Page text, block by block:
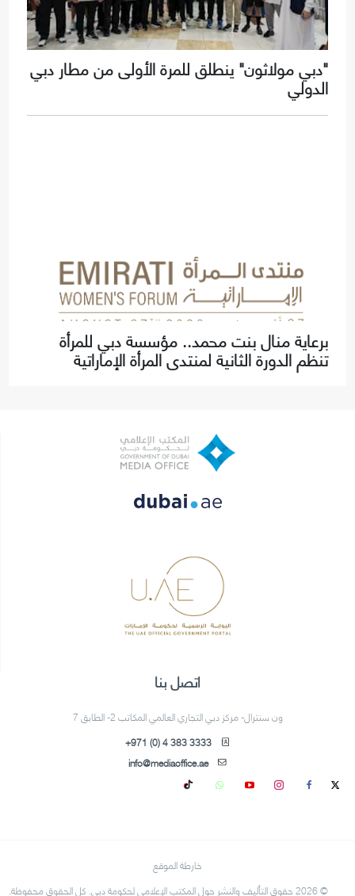
"دبي مولاثون" ينطلق للمرة الأولى من مطار دبي
الدولي
برعاية منال بنت محمد.. مؤسسة دبي للمرأة
تنظم الدورة الثانية لمنتدى المرأة الإماراتية
اتصل بنا
ون سنترال- مركز دبي التجاري العالمي المكاتب 2- الطابق 7
+971 (0) 4 383 3333
info@mediaoffice.ae
خارطة الموقع
© 2026 حقوق التأليف والنشر حول المكتب الإعلامي لحكومة دبي. كل الحقوق محفوظة.